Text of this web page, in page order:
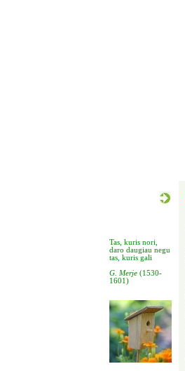
Tas, kuris nori,
daro daugiau negu
tas, kuris gali
G. Merje (1530-
1601)